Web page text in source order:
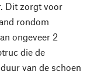
Dit zorgt voor
rondom
ongeveer 2
die de
van de schoen